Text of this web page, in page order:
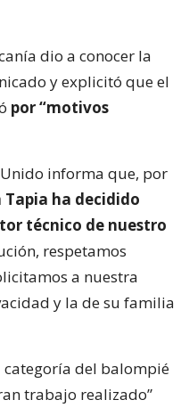
dio a conocer la
y explicitó que el
por “motivos
informa que, por
Tapia ha decidido
técnico de nuestro
respetamos
a nuestra
y la de su familia
categoría del balompié
trabajo realizado”